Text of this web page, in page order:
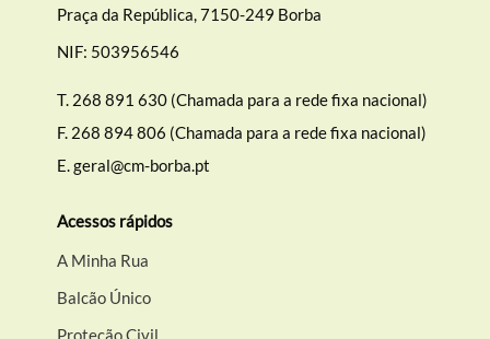
Praça da República, 7150-249 Borba
NIF: 503956546
T. 268 891 630 (Chamada para a rede fixa nacional)
F. 268 894 806 (Chamada para a rede fixa nacional)
E.geral@cm-borba.pt
Acessos rápidos
A Minha Rua
Balcão Único
Proteção Civil